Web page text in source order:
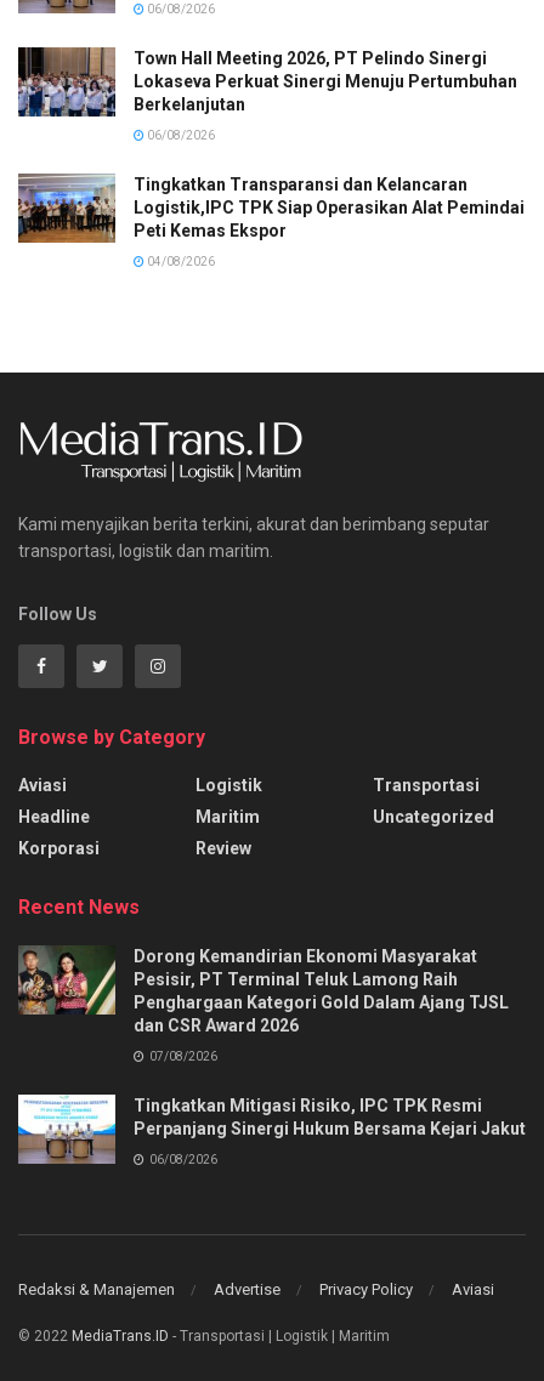
06/08/2026
Town Hall Meeting 2026, PT Pelindo Sinergi
Lokaseva Perkuat Sinergi Menuju Pertumbuhan
Berkelanjutan
06/08/2026
Tingkatkan Transparansi dan Kelancaran
Logistik,IPC TPK Siap Operasikan Alat Pemindai
Peti Kemas Ekspor
04/08/2026
Kami menyajikan berita terkini, akurat dan berimbang seputar
transportasi, logistik dan maritim.
Follow Us
Browse by Category
Aviasi
Headline
Korporasi
Logistik
Maritim
Review
Transportasi
Uncategorized
Recent News
Dorong Kemandirian Ekonomi Masyarakat
Pesisir, PT Terminal Teluk Lamong Raih
Penghargaan Kategori Gold Dalam Ajang TJSL
dan CSR Award 2026
07/08/2026
Tingkatkan Mitigasi Risiko, IPC TPK Resmi
Perpanjang Sinergi Hukum Bersama Kejari Jakut
06/08/2026
Redaksi & Manajemen Advertise Privacy Policy Aviasi
© 2022 MediaTrans.ID - Transportasi | Logistik | Maritim